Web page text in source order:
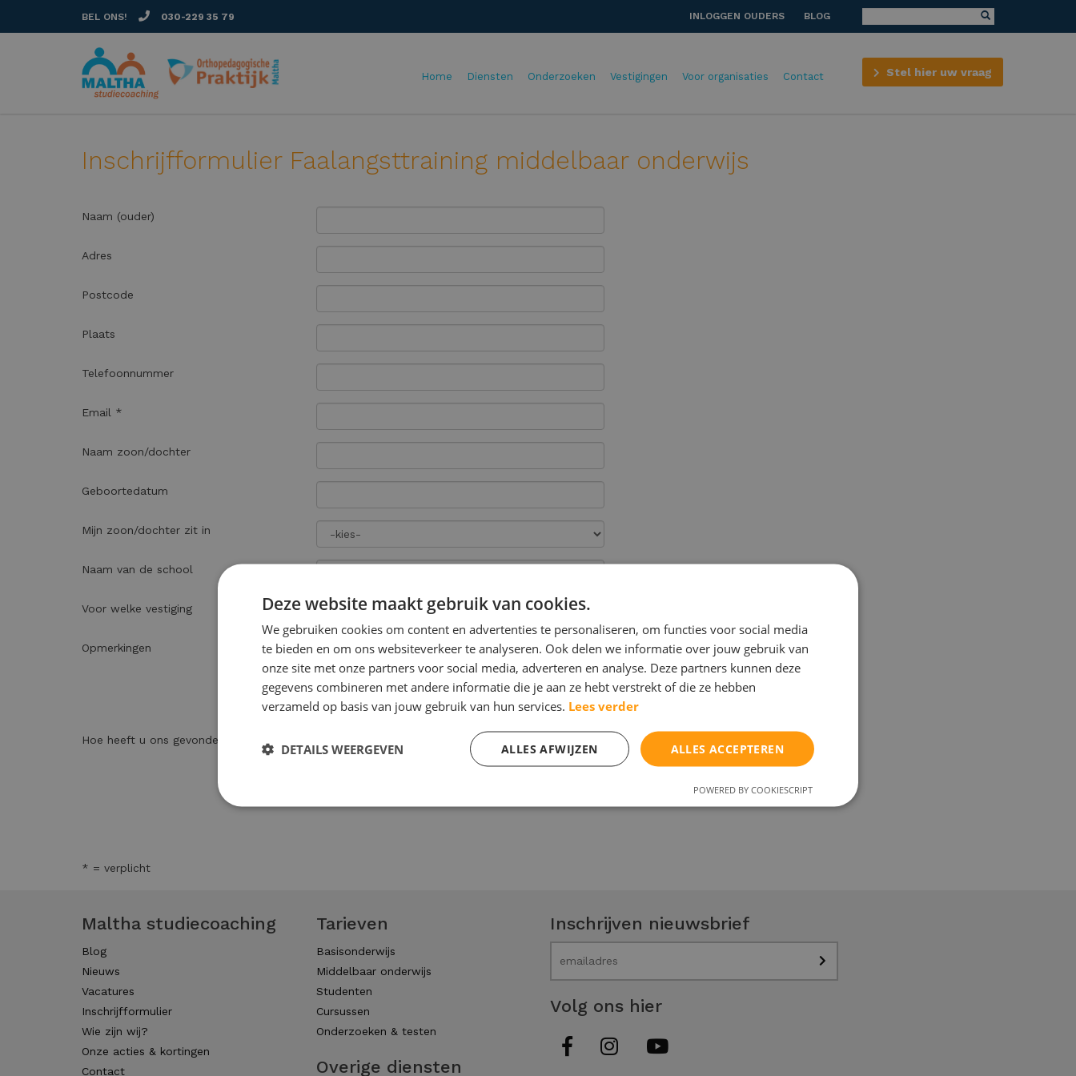
BEL ONS! 030-229 35 79 INLOGGEN OUDERS BLOG
Home Diensten Onderzoeken Vestigingen Voor organisaties Contact Stel hier uw vraag
Inschrijfformulier Faalangsttraining middelbaar onderwijs
Naam (ouder)
Adres
Postcode
Plaats
Telefoonnummer
Email *
Naam zoon/dochter
Geboortedatum
Mijn zoon/dochter zit in
Naam van de school
Voor welke vestiging
Opmerkingen
Hoe heeft u ons gevonden? *
* = verplicht
Maltha studiecoaching
Blog
Nieuws
Vacatures
Inschrijfformulier
Wie zijn wij?
Onze acties & kortingen
Contact
Tarieven
Basisonderwijs
Middelbaar onderwijs
Studenten
Cursussen
Onderzoeken & testen
Overige diensten
Inschrijven nieuwsbrief
Volg ons hier
Deze website maakt gebruik van cookies.
We gebruiken cookies om content en advertenties te personaliseren, om functies voor social media
te bieden en om ons websiteverkeer te analyseren. Ook delen we informatie over jouw gebruik van
onze site met onze partners voor social media, adverteren en analyse. Deze partners kunnen deze
gegevens combineren met andere informatie die je aan ze hebt verstrekt of die ze hebben
verzameld op basis van jouw gebruik van hun services. Lees verder
ALLES ACCEPTEREN
ALLES AFWIJZEN
DETAILS WEERGEVEN
POWERED BY COOKIESCRIPT